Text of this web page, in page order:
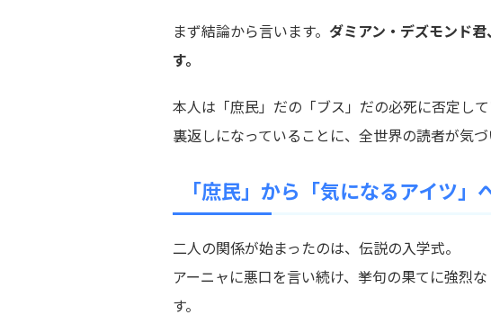
まず結論から言います。 ダミアン・デズモンド
す。
本人は「庶民」だの「ブス」だの必死に否定し
裏返しになっていることに、全世界の読者が気づ
「庶民」から「気になるアイツ
二人の関係が始まったのは、伝説の入学式。
アーニャに悪口を言い続け、挙句の果てに強烈な
す。